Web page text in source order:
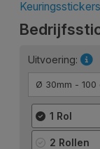
Keuringsstickers
Uitvoering:
Ø 30mm - 100
1 Rol
2 Rollen